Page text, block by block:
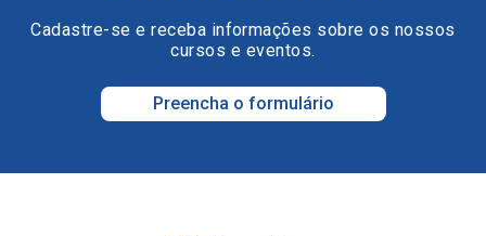
Cadastre-se e receba informações sobre os nossos
cursos e eventos.
Preencha o formulário